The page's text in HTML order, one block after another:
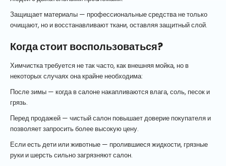
Защищает материалы — профессиональные средства не только
очищают, но и восстанавливают ткани, оставляя защитный слой.
Когда стоит воспользоваться?
Химчистка требуется не так часто, как внешняя мойка, но в
некоторых случаях она крайне необходима:
После зимы — когда в салоне накапливаются влага, соль, песок и
грязь.
Перед продажей — чистый салон повышает доверие покупателя и
позволяет запросить более высокую цену.
Если есть дети или животные — пролившиеся жидкости, грязные
руки и шерсть сильно загрязняют салон.